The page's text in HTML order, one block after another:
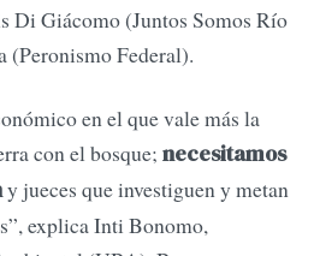
Di Giácomo (Juntos Somos Río
(Peronismo Federal).
en el que vale más la
con el bosque; necesitamos
y jueces que investiguen y metan
explica Inti Bonomo,